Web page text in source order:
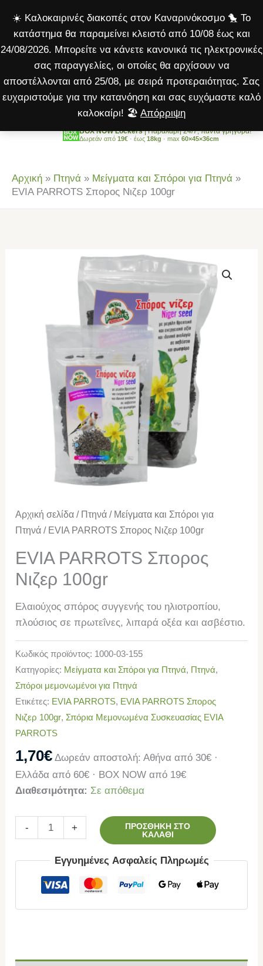
☀️ Καλοκαιρινές διακοπές στον Καναρινόκοσμο 🐤 Το
κατάστημα θα παραμείνει κλειστό από 10/08 έως και
24/08/2026. Μπορείτε να κάνετε κανονικά τις ηλεκτρονικές
σας παραγγελίες, οι οποίες θα αρχίσουν να
αποστέλλονται από 25/08, με σειρά προτεραιότητας. Σας
ευχαριστούμε για την κατανόηση και σας ευχόμαστε καλό
καλοκαίρι! 🏖️ Απόρριψη
στο
περιεχόμενο
BOX NOW Lockers| Παραλαβή 24/7, πάντα γρήγορα!
Δωρεάν από 19€ · έως 18kg · max 60×45×36cm
Αρχική » Πτηνά » Μείγματα και Σπόροι για Πτηνά »
EVIA PARROTS Σπορος Νιζερ 100gr
Αρχική σελίδα / Πτηνά / Μείγματα και Σπόροι για
Πτηνά / EVIA PARROTS Σπορος Νιζερ 100gr
EVIA PARROTS Σπορος
Νιζερ 100gr
Ελαιούχος σπόρος συγγενής του ηλιοτροπίου,
πλούσιος σε πρωτεΐνες, λιπαρά οξέα και ασβέστιο.
Κωδικός προϊόντος: 1000-03-155
Κατηγορίες: Μείγματα και Σπόροι για Πτηνά, Πτηνά,
Σπόροι μεμονωμένοι για Πτηνά
Ετικέτες: EVIA PARROTS, EVIA PARROTS Σπορος
Νιζερ 100gr, Σπόρια Μεμονωμένα Συσκευασίας EVIA
PARROTS
1,70€ Δωρεάν αποστολή: Αθήνα από 30€ ·
Ελλάδα από 60€ · BOX NOW από 19€
Διαθεσιμότητα: Σε απόθεμα
- +
ΠΡΟΣΘΉΚΗ ΣΤΟ
ΚΑΛΆΘΙ
Εγγυημένες Ασφαλείς Πληρωμές
Νιζερ
100gr
ποσότητα